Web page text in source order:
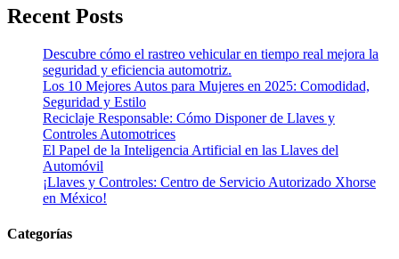
Recent Posts
Descubre cómo el rastreo vehicular en tiempo real mejora la
seguridad y eficiencia automotriz.
Los 10 Mejores Autos para Mujeres en 2025: Comodidad,
Seguridad y Estilo
Reciclaje Responsable: Cómo Disponer de Llaves y
Controles Automotrices
El Papel de la Inteligencia Artificial en las Llaves del
Automóvil
¡Llaves y Controles: Centro de Servicio Autorizado Xhorse
en México!
Categorías